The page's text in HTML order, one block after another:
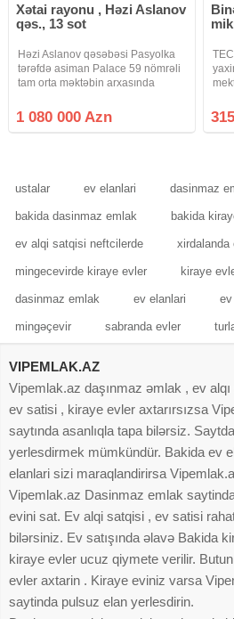
Xətai rayonu , Həzi Aslanov
qəs., 13 sot
Həzi Aslanov qəsəbəsi Pasyolka
tərəfdə asiman Palace 59 nömrəli
tam orta məktəbin arxasında
yarımda kupçası var real alıclar
narahat etsin 1080000 azn
1 080 000 Azn
ustalar ev elanlari dasinmaz
bakida dasinmaz emlak bakida
ev alqi satqisi neftcilerde xirdalanda
mingecevirde kiraye evler kiraye
dasinmaz emlak ev elanlari
mingəçevir sabranda evler
VIPEMLAK.AZ
Vipemlak.az daşınmaz əmlak , ev alqı
ev satisi , kiraye evler axtarırsızsa
saytında asanlıqla tapa bilərsiz.
yerlesdirmek mümkündür. Bakida ev
elanlari sizi maraqlandirirsa
Vipemlak.az Dasinmaz emlak
evini sat. Ev alqi satqisi , ev satisi
bilərsiniz. Ev satışında əlavə Bakida
kiraye evler ucuz qiymete verilir.
evler axtarin . Kiraye eviniz varsa
saytinda pulsuz elan yerlesdirin.